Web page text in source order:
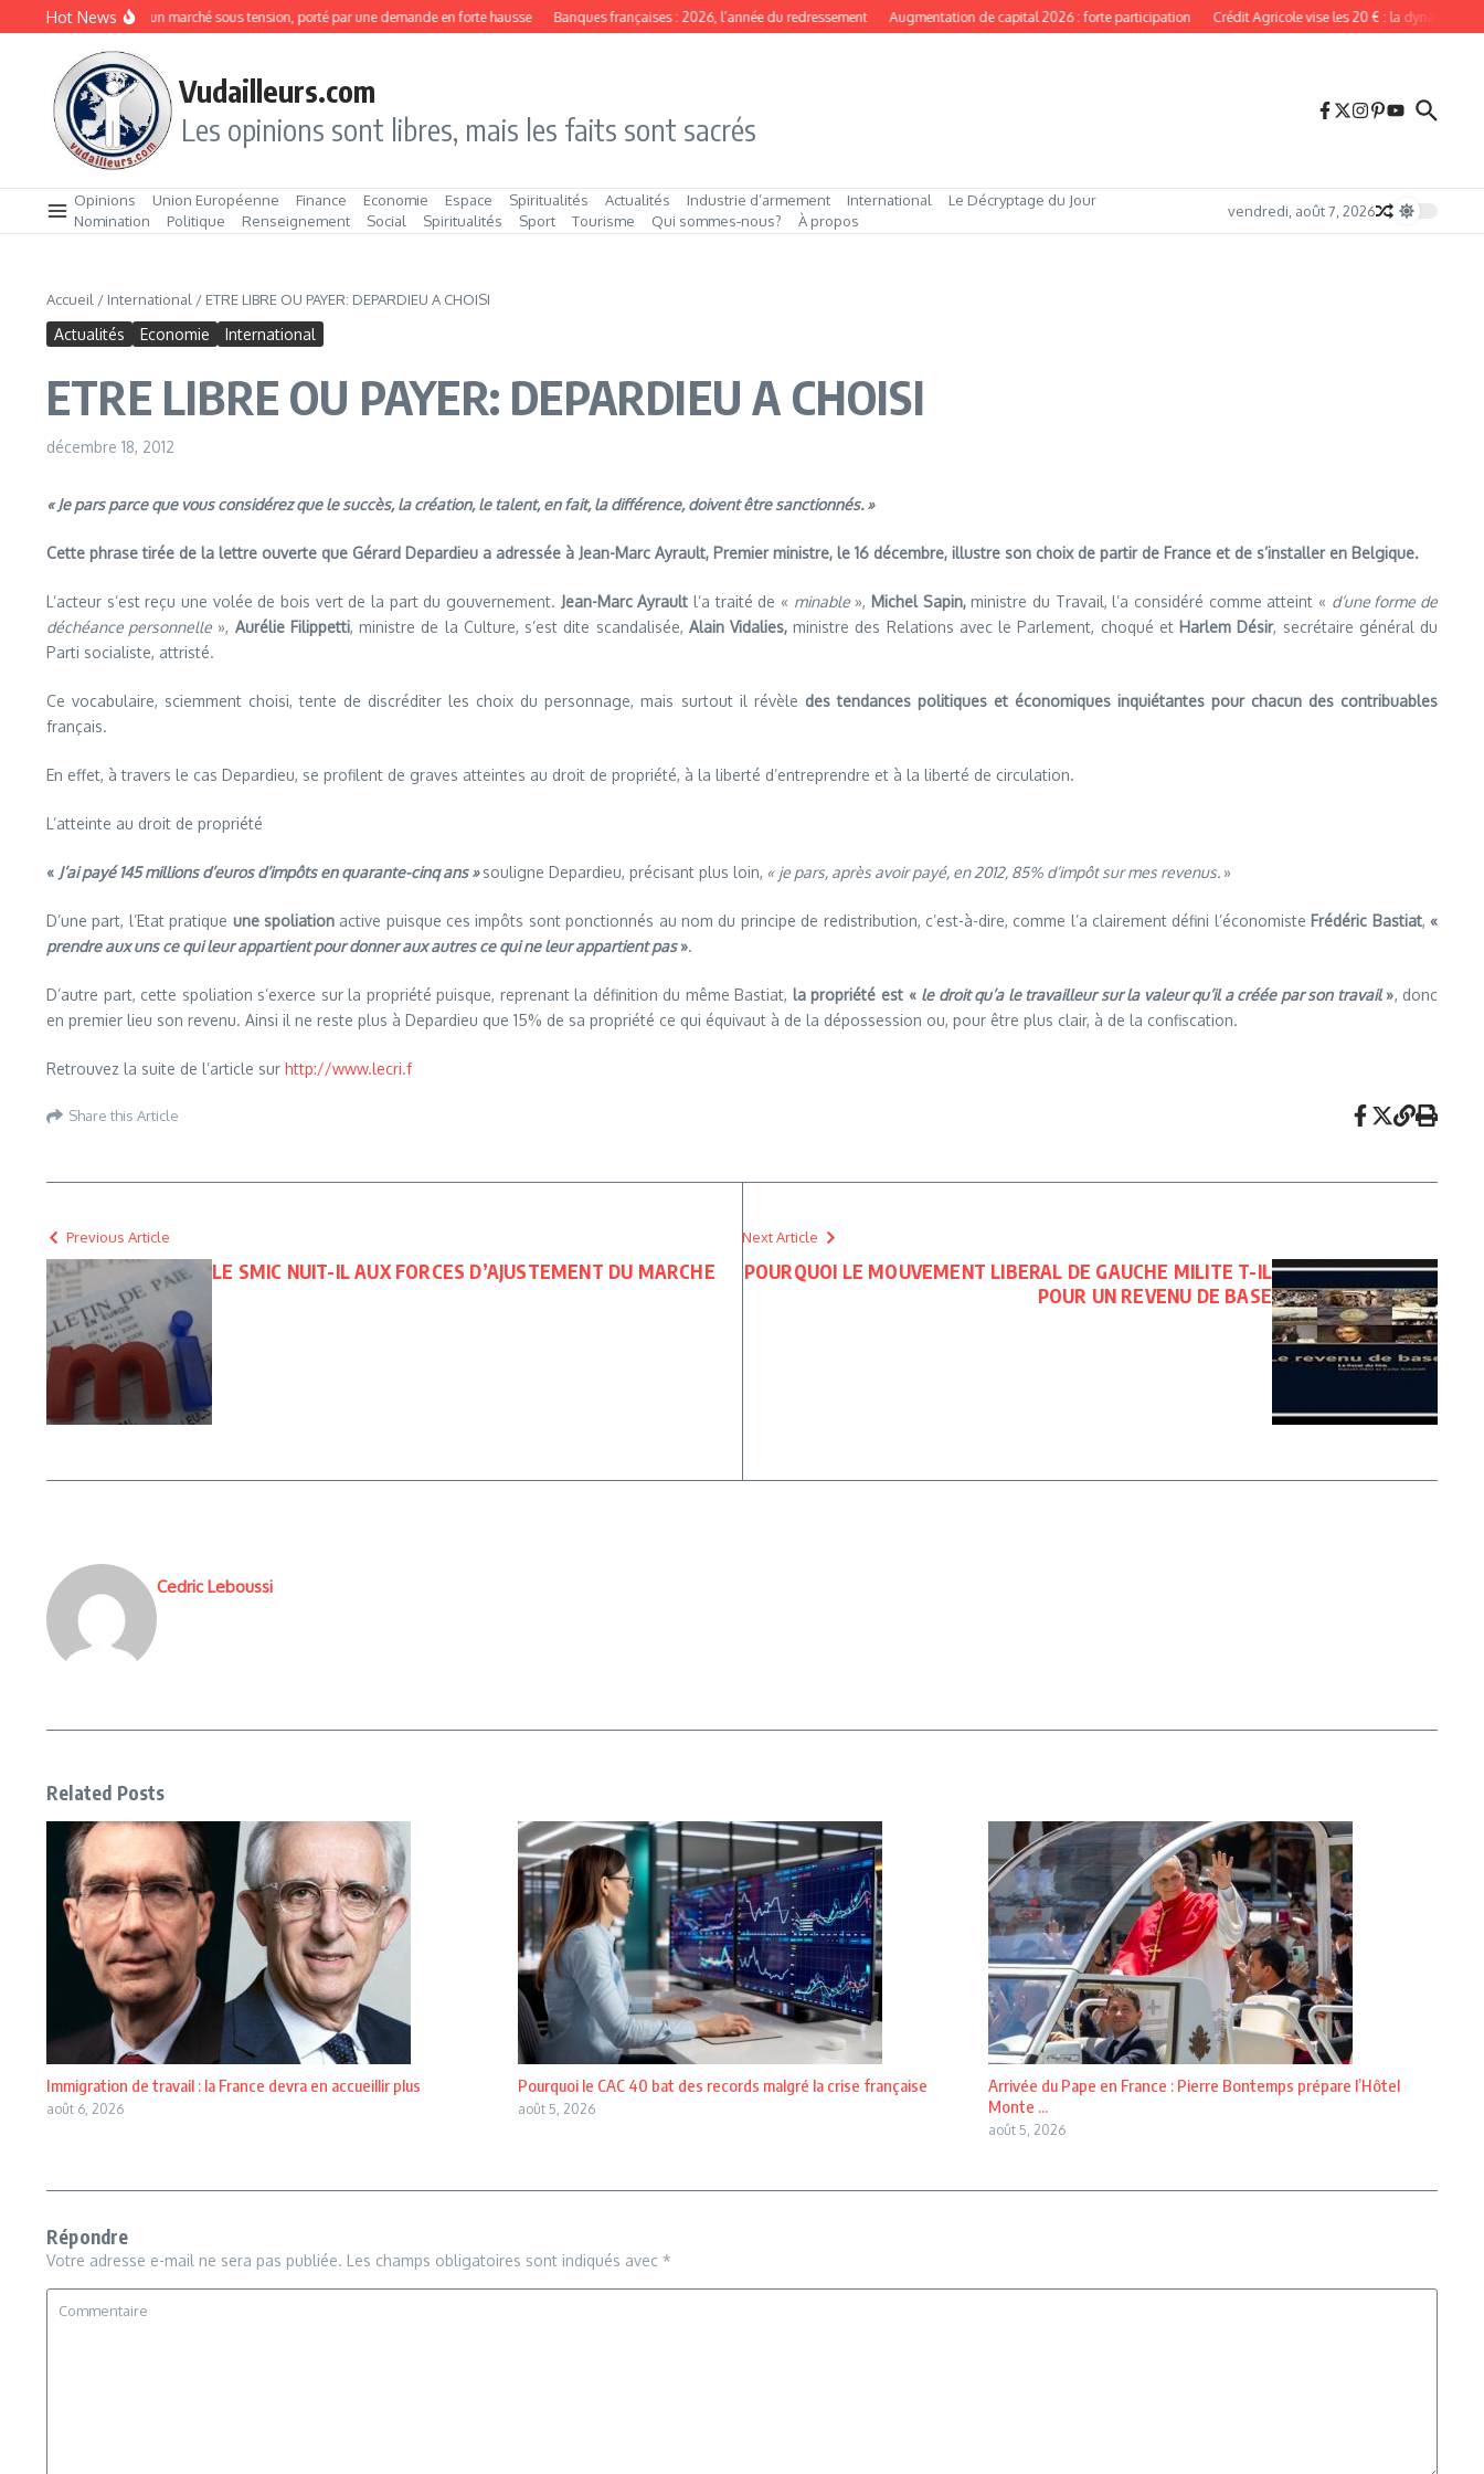
Aller au contenu
Hot News
Sardines en boîte : un marché sous tension, porté par une demande en forte hausse Banques françaises : 2026, l’année du redressement Augmentation de capital 2026 : forte participation Crédit Agricole vise les 20 € : la dynamique
Vudailleurs.com
Les opinions sont libres, mais les faits sont sacrés
Opinions Union Européenne Finance Economie Espace Spiritualités Actualités Industrie d’armement International
Le Décryptage du Jour
Nomination
Politique Renseignement Social Spiritualités Sport Tourisme Qui sommes‑nous? À propos
vendredi, août 7, 2026
Accueil / International / ETRE LIBRE OU PAYER: DEPARDIEU A CHOISI
Actualités Economie International
ETRE LIBRE OU PAYER: DEPARDIEU A CHOISI
décembre 18, 2012
« Je pars parce que vous considérez que le succès, la création, le talent, en fait, la différence, doivent être sanctionnés. »
Cette phrase tirée de la lettre ouverte que Gérard Depardieu a adressée à Jean-Marc Ayrault, Premier ministre, le 16 décembre, illustre son choix de partir de France et de s’installer en Belgique.
L’acteur s’est reçu une volée de bois vert de la part du gouvernement. Jean-Marc Ayraultl’a traité de « minable», Michel Sapin,ministre du Travail, l’a considéré comme atteint « d’une forme de
déchéance personnelle », Aurélie Filippetti, ministre de la Culture, s’est dite scandalisée, Alain Vidalies, ministre des Relations avec le Parlement, choqué et Harlem Désir, secrétaire général du
Parti socialiste, attristé.
Ce vocabulaire, sciemment choisi, tente de discréditer les choix du personnage, mais surtout il révèle des tendances politiques et économiques inquiétantes pour chacun des contribuables
français.
En effet, à travers le cas Depardieu, se profilent de graves atteintes au droit de propriété, à la liberté d’entreprendre et à la liberté de circulation.
L’atteinte au droit de propriété
« J’ai payé 145 millions d’euros d’impôts en quarante-cinq ans »souligne Depardieu, précisant plus loin, « je pars, après avoir payé, en 2012, 85% d’impôt sur mes revenus. »
D’une part, l’Etat pratique une spoliation active puisque ces impôts sont ponctionnés au nom du principe de redistribution, c’est-à-dire, comme l’a clairement défini l’économiste Frédéric Bastiat,«
prendre aux uns ce qui leur appartient pour donner aux autres ce qui ne leur appartient pas».
D’autre part, cette spoliation s’exerce sur la propriété puisque, reprenant la définition du même Bastiat, la propriété est « le droit qu’a le travailleur sur la valeur qu’il a créée par son travail», donc
en premier lieu son revenu. Ainsi il ne reste plus à Depardieu que 15% de sa propriété ce qui équivaut à de la dépossession ou, pour être plus clair, à de la confiscation.
Retrouvez la suite de l’article sur http://www.lecri.f
Share this Article
Previous Article
LE SMIC NUIT-IL AUX FORCES D’AJUSTEMENT DU MARCHE
Next Article
POURQUOI LE MOUVEMENT LIBERAL DE GAUCHE MILITE T-IL
POUR UN REVENU DE BASE
Cedric Leboussi
Related Posts
Immigration de travail : la France devra en accueillir plus
août 6, 2026
Pourquoi le CAC 40 bat des records malgré la crise française
août 5, 2026
Arrivée du Pape en France : Pierre Bontemps prépare l’Hôtel
Monte ...
août 5, 2026
Répondre
Votre adresse e-mail ne sera pas publiée. Les champs obligatoires sont indiqués avec *